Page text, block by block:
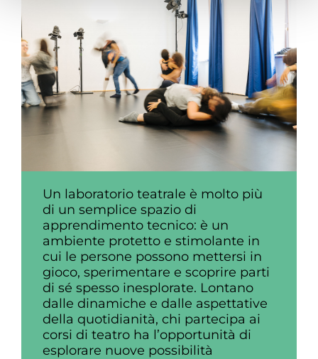
Un laboratorio teatrale è molto più
di un semplice spazio di
apprendimento tecnico: è un
ambiente protetto e stimolante in
cui le persone possono mettersi in
gioco, sperimentare e scoprire parti
di sé spesso inesplorate. Lontano
dalle dinamiche e dalle aspettative
della quotidianità, chi partecipa ai
corsi di teatro ha l’opportunità di
esplorare nuove possibilità